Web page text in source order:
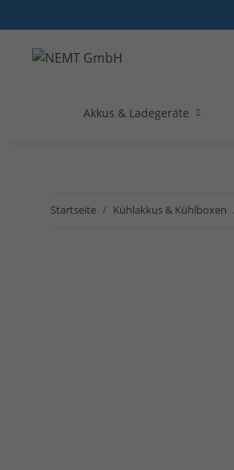
Akkus & Ladegeräte
Startseite Kühlakkus & Kühlboxen